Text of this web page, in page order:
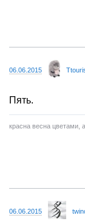
06.06.2015
Пять.
красна весна цветами,
06.06.2015